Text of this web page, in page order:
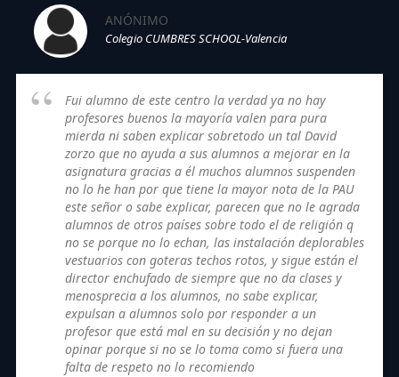
ANÓNIMO
Colegio CUMBRES SCHOOL-Valencia
Fui alumno de este centro la verdad ya no hay
profesores buenos la mayoría valen para pura
mierda ni saben explicar sobretodo un tal David
zorzo que no ayuda a sus alumnos a mejorar en la
asignatura gracias a él muchos alumnos suspenden
no lo he han por que tiene la mayor nota de la PAU
este señor o sabe explicar, parecen que no le agrada
alumnos de otros países sobre todo el de religión q
no se porque no lo echan, las instalación deplorables
vestuarios con goteras techos rotos, y sigue están el
director enchufado de siempre que no da clases y
menosprecia a los alumnos, no sabe explicar,
expulsan a alumnos solo por responder a un
profesor que está mal en su decisión y no dejan
opinar porque si no se lo toma como si fuera una
falta de respeto no lo recomiendo